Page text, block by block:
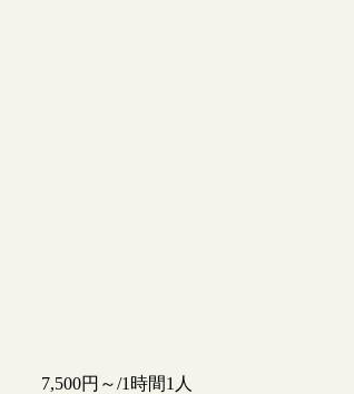
7,500円～/1時間1人